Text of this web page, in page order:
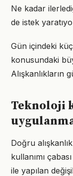
Ne kadar
de istek
Gün içindeki
konusundaki
Alışkanlıkların
Teknoloji
Doğru
kullanımı
ile yapılan